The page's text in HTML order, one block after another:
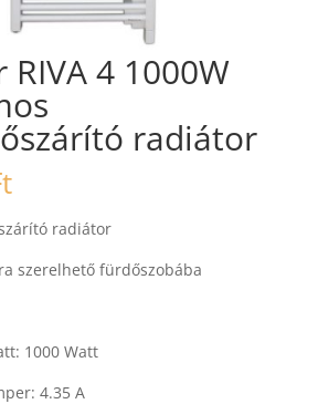
4 1000W
radiátor
radiátor
szerelhető fürdőszobába
1000 Watt
4.35 A